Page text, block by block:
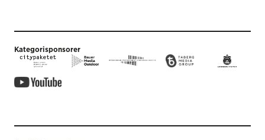
Kategorisponsorer